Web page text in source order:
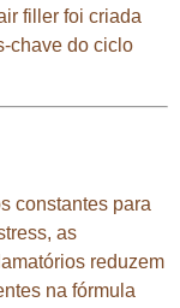
filler foi criada
chave do ciclo
constantes para
as
reduzem
na fórmula